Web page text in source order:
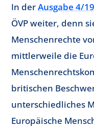
In derAusgabe 4/
ÖVP weiter, denn
Menschenrechte
mittlerweile die
britischen
unterschiedliches
Europäische